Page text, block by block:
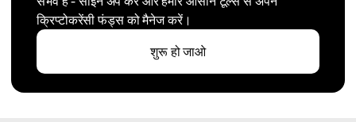
क्रिप्टोकरेंसी फंड्स को मैनेज करें।
शुरू हो जाओ